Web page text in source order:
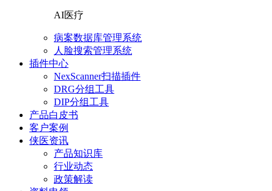
AI医疗
病案数据库管理系统
人脸搜索管理系统
插件中心
NexScanner扫描插件
DRG分组工具
DIP分组工具
产品白皮书
客户案例
侠医资讯
产品知识库
行业动态
政策解读